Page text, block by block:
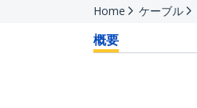
Home ケーブル
概要